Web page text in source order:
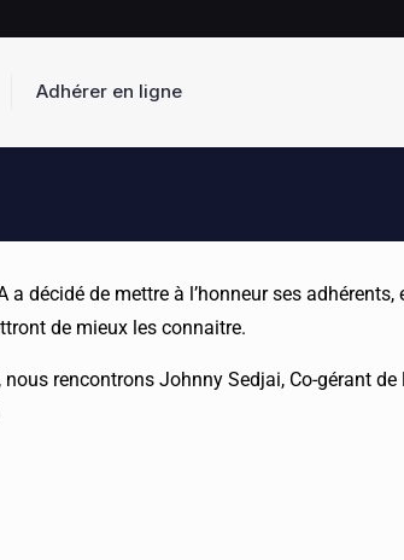
Adhérer en ligne
a décidé de mettre à l’honneur ses
de mieux les connaitre.
nous rencontrons Johnny Sedjai, Co-gérant